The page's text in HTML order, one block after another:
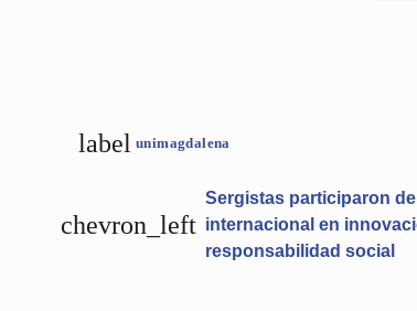
label unimagdalena
chevron_left
Sergistas participaron
internacional en
responsabilidad social